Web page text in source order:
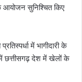
आयोजन सुनिश्चित किए
में भागीदारी के
में छत्तीसगढ़ देश में खेलों के